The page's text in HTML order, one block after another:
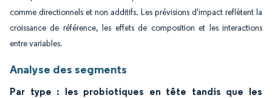
comme directionnels et non additifs. Les prévisions d'impact reflètent la
croissance de référence, les effets de composition et les interactions
entre variables.
Analyse des segments
Par type : les probiotiques en tête tandis que les